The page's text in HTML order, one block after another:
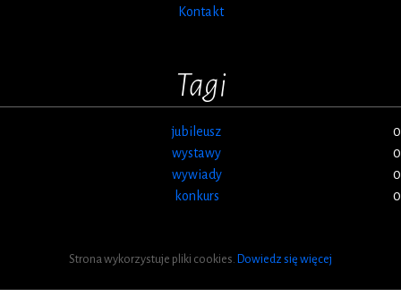
Kontakt
Tagi
jubileusz
0
wystawy
0
wywiady
0
konkurs
0
Strona wykorzystuje pliki cookies. Dowiedz się więcej